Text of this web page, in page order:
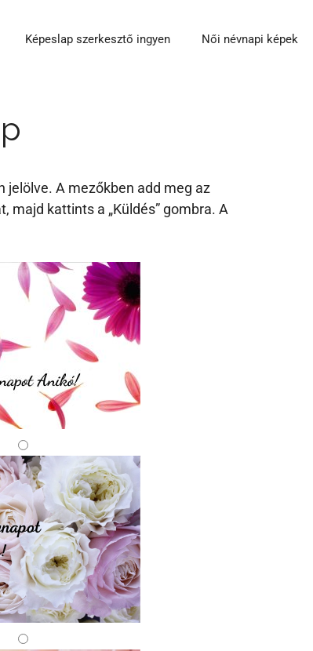
Képeslap szerkesztő ingyen Női névnapi képek
jelölve. A mezőkben add meg az
majd kattints a „Küldés” gombra. A